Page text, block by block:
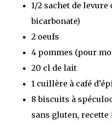
1/2 sachet de
bicarbonate)
2 oeufs
4 pommes (pour
20 cl de lait
1 cuillère à café
8 biscuits à
sans gluten, recette